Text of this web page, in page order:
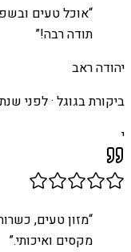
“אוכל טעים
תודה רבה!”
יהודה ראב
ביקורת בגוגל ·לפני
י
“מזון טעים,
מקסים ואיכותי.”